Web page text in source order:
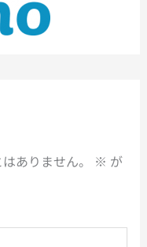
ありません。 ※ が